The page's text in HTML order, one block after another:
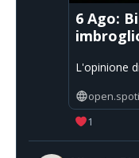
6 Ago:
L'opinione
1